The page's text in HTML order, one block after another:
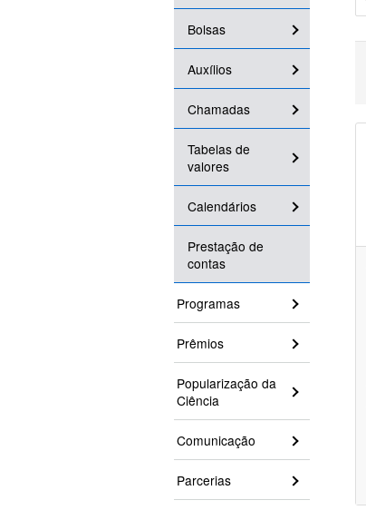
Bolsas
Auxílios
Chamadas
Tabelas de
valores
Calendários
Prestação de
contas
Programas
Prêmios
Popularização da
Ciência
Comunicação
Parcerias